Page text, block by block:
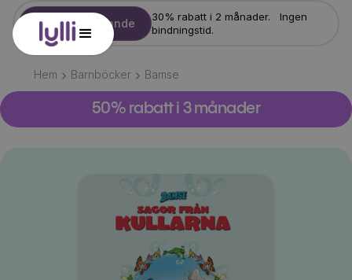
Starta erbjudande
30% rabatt i 2 månader. Ingen
bindningstid.
Hem Barnböcker Bamse
50% rabatt i 3 månader